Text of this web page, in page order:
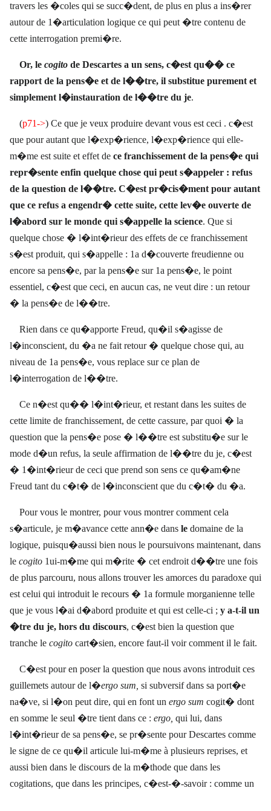
travers les �coles qui se succ�dent, de plus en plus a ins�rer
autour de 1�articulation logique ce qui peut �tre contenu de
cette interrogation premi�re.
Or, le cogito de Descartes a un sens, c�est qu�� ce
rapport de la pens�e et de l��tre, il substitue purement et
simplement l�instauration de l��tre du je.
(p71->) Ce que je veux produire devant vous est ceci . c�est
que pour autant que l�exp�rience, l�exp�rience qui elle-
m�me est suite et effet de ce franchissement de la pens�e qui
repr�sente enfin quelque chose qui peut s�appeler : refus
de la question de l��tre. C�est pr�cis�ment pour autant
que ce refus a engendr� cette suite, cette lev�e ouverte de
l�abord sur le monde qui s�appelle la science. Que si
quelque chose � l�int�rieur des effets de ce franchissement
s�est produit, qui s�appelle : 1a d�couverte freudienne ou
encore sa pens�e, par la pens�e sur 1a pens�e, le point
essentiel, c�est que ceci, en aucun cas, ne veut dire : un retour
� la pens�e de l��tre.
Rien dans ce qu�apporte Freud, qu�il s�agisse de
l�inconscient, du �a ne fait retour � quelque chose qui, au
niveau de 1a pens�e, vous replace sur ce plan de
l�interrogation de l��tre.
Ce n�est qu�� l�int�rieur, et restant dans les suites de
cette limite de franchissement, de cette cassure, par quoi � la
question que la pens�e pose � l��tre est substitu�e sur le
mode d�un refus, la seule affirmation de l��tre du je, c�est
� 1�int�rieur de ceci que prend son sens ce qu�am�ne
Freud tant du c�t� de l�inconscient que du c�t� du �a.
Pour vous le montrer, pour vous montrer comment cela
s�articule, je m�avance cette ann�e dans le domaine de la
logique, puisqu�aussi bien nous le poursuivons maintenant, dans
le cogito 1ui-m�me qui m�rite � cet endroit d��tre une fois
de plus parcouru, nous allons trouver les amorces du paradoxe qui
est celui qui introduit le recours � 1a formule morganienne telle
que je vous l�ai d�abord produite et qui est celle-ci ; y a-t-il un
�tre du je, hors du discours, c�est bien la question que
tranche le cogito cart�sien, encore faut-il voir comment il le fait.
C�est pour en poser la question que nous avons introduit ces
guillemets autour de l�ergo sum, si subversif dans sa port�e
na�ve, si l�on peut dire, qui en font un ergo sum cogit� dont
en somme le seul �tre tient dans ce : ergo, qui lui, dans
l�int�rieur de sa pens�e, se pr�sente pour Descartes comme
le signe de ce qu�il articule lui-m�me à plusieurs reprises, et
aussi bien dans le discours de la m�thode que dans les
cogitations, que dans les principes, c�est-�-savoir : comme un